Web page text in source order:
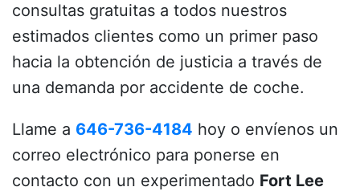
consultas gratuitas a todos nuestros
estimados clientes como un primer paso
hacia la obtención de justicia a través de
una demanda por accidente de coche.
Llame a 646-736-4184 hoy o envíenos un
correo electrónico para ponerse en
contacto con un experimentado Fort Lee